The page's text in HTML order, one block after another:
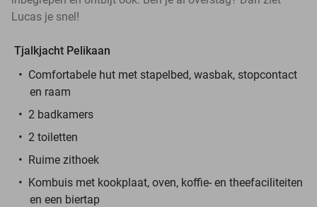
Lucas je snel!
Tjalkjacht Pelikaan
Comfortabele hut met stapelbed, wasbak, stopcontact
en raam
2 badkamers
2 toiletten
Ruime zithoek
Kombuis met kookplaat, oven, koffie- en theefaciliteiten
en een biertap